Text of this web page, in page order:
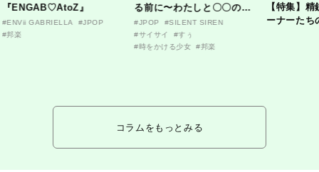
『ENGAB♡AtoZ』
#ENVii GABRIELLA
#JPOP
#邦楽
る前に〜わたしと〇〇のは
なし〜』
#JPOP
#SILENT SIREN
#サイサイ
#すぅ
#時をかける少女
#邦楽
【特集】
ーナーたち
コラムをもっとみる